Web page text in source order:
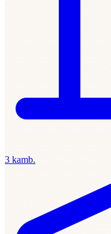
3 kamb.